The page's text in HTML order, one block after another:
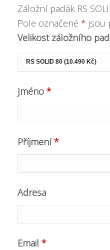
Záložní padák RS
Pole označené * jsou
Velikost záložního
Jméno *
Příjmení*
Adresa
Email *